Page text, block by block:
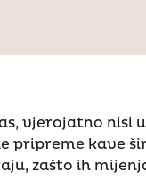
vjerojatno
kave
zašto ih